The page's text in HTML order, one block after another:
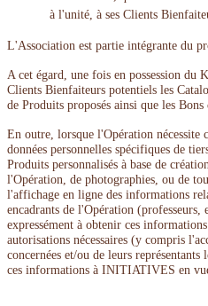
à l'unité, à ses Clients
L'Association est partie intégrante du
A cet égard, une fois en possession
Clients Bienfaiteurs potentiels les
de Produits proposés ainsi que les Bons
En outre, lorsque l'Opération nécessite
données personnelles spécifiques de
Produits personnalisés à base de
l'Opération, de photographies, ou de
l'affichage en ligne des informations
encadrants de l'Opération
expressément à obtenir ces
autorisations nécessaires (y compris
concernées et/ou de leurs
ces informations à INITIATIVES en